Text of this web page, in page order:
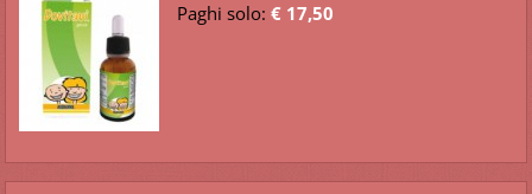
Paghi solo: € 17,50